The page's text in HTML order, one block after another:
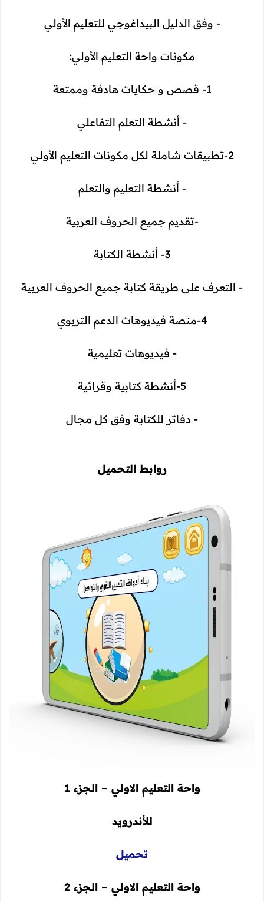
- وفق الدليل البيداغوجي للتعليم الأولي
مكونات واحة التعليم الأولي:
1- قصص و حكايات هادفة وممتعة
- أنشطة التعلم التفاعلي
2-تطبيقات شاملة لكل مكونات التعليم الأولي
- أنشطة التعليم والتعلم
-تقديم جميع الحروف العربية
3- أنشطة الكتابة
- التعرف على طريقة كتابة جميع الحروف العربية
4-منصة فيديوهات الدعم التربوي
- فيديوهات تعليمية
5-أنشطة كتابية وقرائية
- دفاتر للكتابة وفق كل مجال
روابط التحميل
واحة التعليم الاولي – الجزء 1
للأندرويد
تحميل
واحة التعليم الاولي – الجزء 2